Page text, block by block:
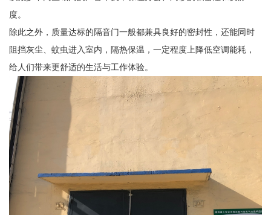
度。
除此之外，质量达标的隔音门一般都兼具良好的密封性，还能同时
阻挡灰尘、蚊虫进入室内，隔热保温，一定程度上降低空调能耗，
给人们带来更舒适的生活与工作体验。